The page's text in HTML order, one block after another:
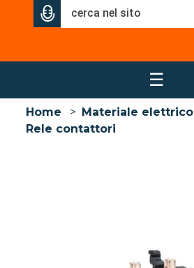
☰
Home > Materiale elettrico
Rele contattori